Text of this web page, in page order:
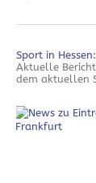
Sport in
Aktuelle
dem aktuellen